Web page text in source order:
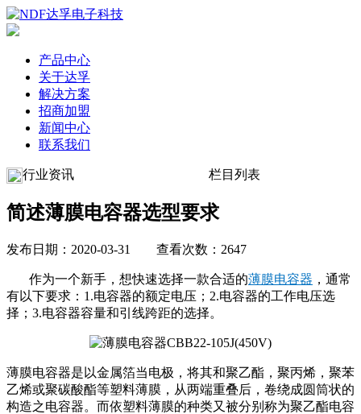
产品中心
关于达孚
解决方案
招商加盟
新闻中心
联系我们
行业资讯 栏目列表
简述薄膜电容器选型要求
发布日期：2020-03-31 查看次数：2647
作为一个新手，想快速选择一款合适的薄膜电容器 ，通常
有以下要求：1.电容器的额定电压；2.电容器的工作电压选
择；3.电容器容量和引线跨距的选择。
薄膜电容器是以金属箔当电极，将其和聚乙酯，聚丙烯，聚苯
乙烯或聚碳酸酯等塑料薄膜，从两端重叠后，卷绕成圆筒状的
构造之电容器。而依塑料薄膜的种类又被分别称为聚乙酯电容